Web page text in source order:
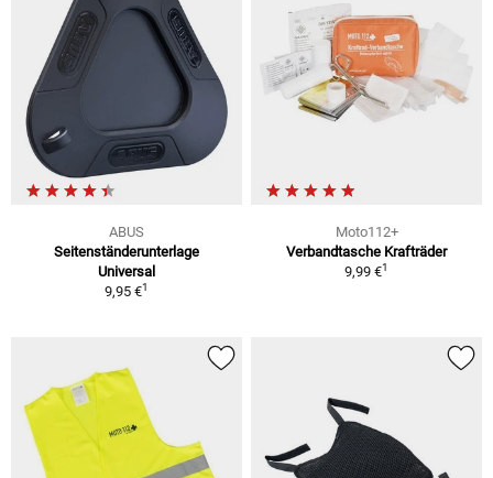
ABUS
Seitenständerunterlage
Universal
9,95 €1
Moto112+
Verbandtasche Krafträder
9,99 €1